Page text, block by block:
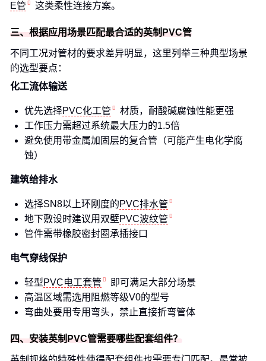
E管
这类柔性连接方案。
三、根据应用场景匹配最合适的英制PVC管
不同工况对管材的要求差异明显，这里列举三种典型场景
的选型要点：
化工流体输送
优先选择PVC化工管
材质，耐酸碱腐蚀性能更强
工作压力需超过系统最大压力的1.5倍
避免使用带金属加固层的复合管（可能产生电化学腐
蚀）
建筑给排水
选择SN8以上环刚度的PVC排水管
地下敷设时建议用双壁PVC波纹管
管件需带橡胶密封圈承插接口
电气穿线保护
轻型PVC电工套管
即可满足大部分场景
高温区域需选用阻燃等级V0的型号
弯曲处要用专用弯头，禁止直接折弯管体
四、安装英制PVC管需要哪些配套组件？